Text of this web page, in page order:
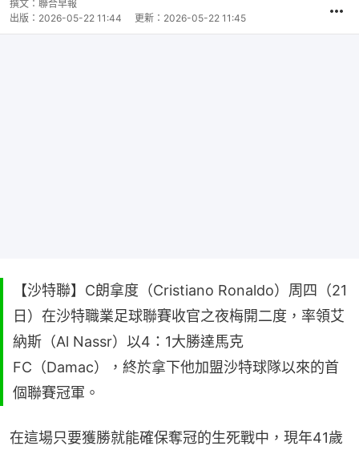
撰文： 聯合早報
出版： 2026-05-22 11:44 更新： 2026-05-22 11:45
【沙特聯】C朗拿度（Cristiano Ronaldo）周四（21
日）在沙特職業足球聯賽收官之夜梅開二度，率領艾
納斯（Al Nassr）以4：1大勝達馬克
FC（Damac），終於拿下他加盟沙特球隊以來的首
個聯賽冠軍。
在這場只要獲勝就能確保奪冠的生死戰中，現年41歲